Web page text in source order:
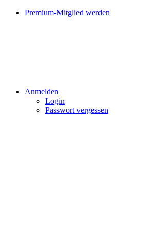
Premium-Mitglied werden
Anmelden
Login
Passwort vergessen